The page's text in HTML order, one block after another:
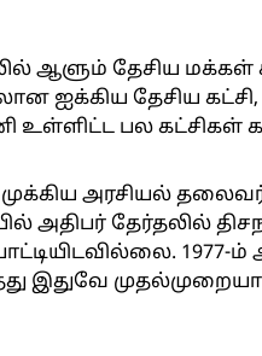
ஆளும் தேசிய மக்கள்
ஐக்கிய தேசிய
உள்ளிட்ட பல
அரசியல்
அதிபர் தேர்தலில்
இதுவே